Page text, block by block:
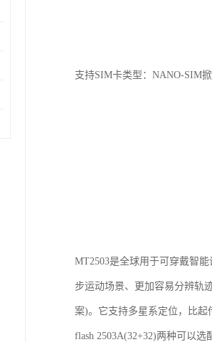
支持SIM卡类型：NANO-SIM
MT2503是全球用于可穿戴智
步运动场景、更加容易分辨轨
案)。它支持多星系定位，比起
flash 2503A(32+32)两种可以